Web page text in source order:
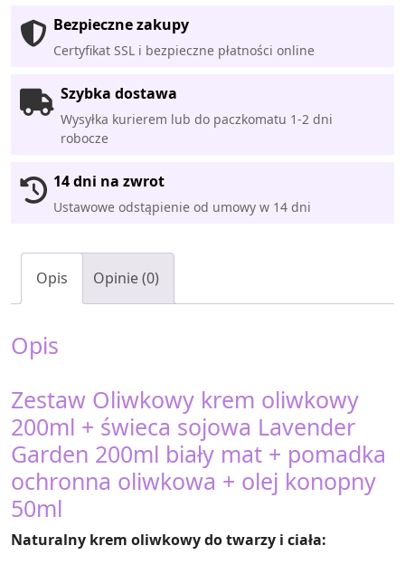
Bezpieczne zakupy
Certyfikat SSL i bezpieczne płatności online
Szybka dostawa
Wysyłka kurierem lub do paczkomatu 1-2 dni
robocze
14 dni na zwrot
Ustawowe odstąpienie od umowy w 14 dni
Opis Opinie (0)
Opis
Zestaw Oliwkowy krem oliwkowy
200ml + świeca sojowa Lavender
Garden 200ml biały mat + pomadka
ochronna oliwkowa + olej konopny
50ml
Naturalny krem oliwkowy do twarzy i ciała: